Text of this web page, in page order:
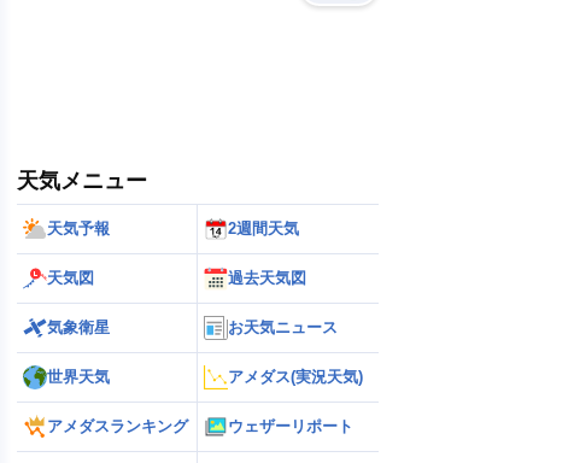
天気メニュー
天気予報 2週間天気
天気図 過去天気図
気象衛星 お天気ニュース
世界天気 アメダス(実況天気)
アメダスランキング ウェザーリポート